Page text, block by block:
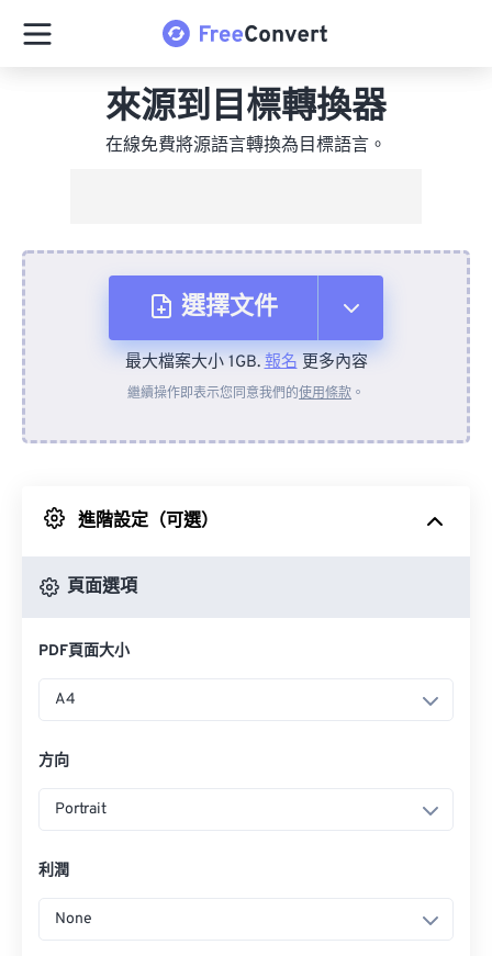
來源到目標轉換器
在線免費將源語言轉換為目標語言。
選擇文件
來自裝置
來自 Google 雲端硬碟
最大檔案大小 1GB.報名更多內容
繼續操作即表示您同意我們的使用條款 。
進階設定（可選）
頁面選項
PDF頁面大小
A4
方向
Portrait
利潤
None